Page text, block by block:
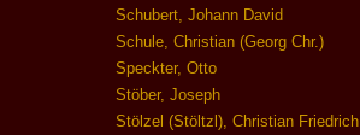
Schubert, Johann David
Schule, Christian (Georg Chr.)
Speckter, Otto
Stöber, Joseph
Stölzel (Stöltzl), Christian Friedrich